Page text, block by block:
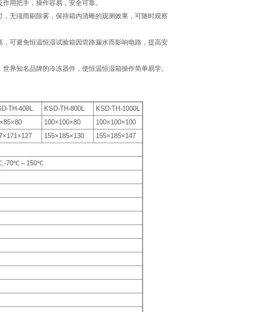
用把手，操作容易，安全可靠。
无须雨刷除雾，保持箱内清晰的观测效果，可随时观察
可避免恒温恒湿试验箱因管路漏水而影响电路，提高安
界知名品牌的冷冻器件，使恒温恒湿箱操作简单易学。
TH-408L KSD-TH-800L
KSD-TH-1000L
100×100×80
100×100×100
155×185×130
155×185×147
70℃～150℃